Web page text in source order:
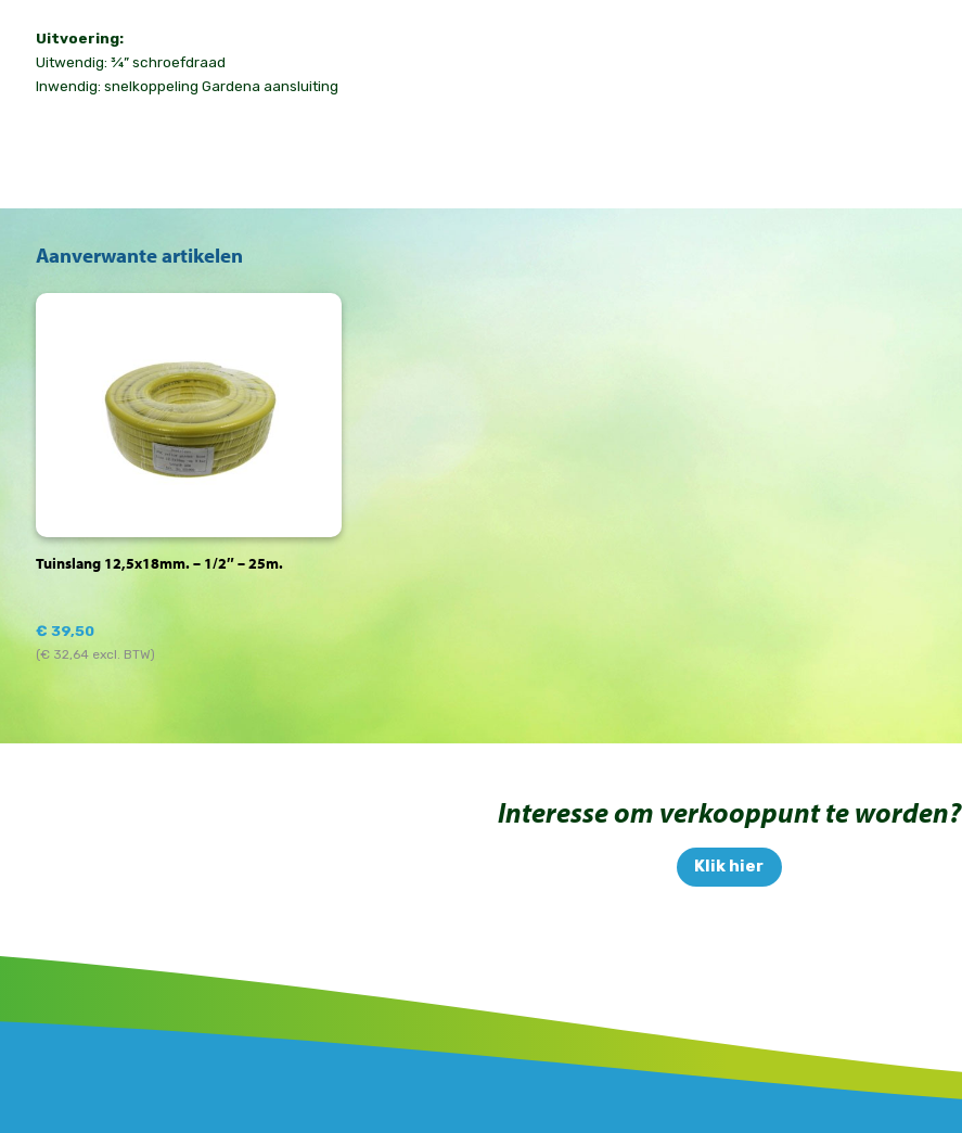
Uitvoering:
Uitwendig: ¾” schroefdraad
Inwendig: snelkoppeling Gardena aansluiting
Aanverwante artikelen
Tuinslang 12,5x18mm. – 1/2″ – 25m.
€ 39,50
(€ 32,64 excl. BTW)
Interesse om verkooppunt te worden?
Klik hier